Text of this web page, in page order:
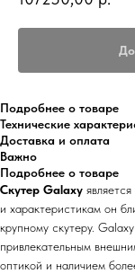
Подробнее о товаре
Технические
Доставка и оплата
Важно
Подробнее о товаре
Скутер Galaxy
и характеристикам он
крупному скутеру.
привлекательным
оптикой и наличием